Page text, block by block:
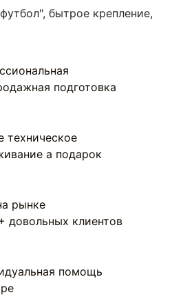
бытрое крепление,
подготовка
техническое
а подарок
рынке
довольных клиентов
помощь